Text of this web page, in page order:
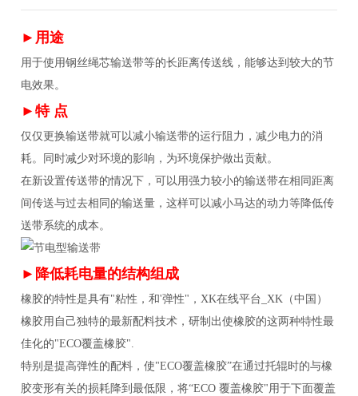
►用途
用于使用钢丝绳芯输送带等的长距离传送线，能够达到较大的节
电效果。
►特 点
仅仅更换输送带就可以减小输送带的运行阻力，减少电力的消
耗。同时减少对环境的影响，为环境保护做出贡献。
在新设置传送带的情况下，可以用强力较小的输送带在相同距离
间传送与过去相同的输送量，这样可以减小马达的动力等降低传
送带系统的成本。
►降低耗电量的结构组成
橡胶的特性是具有"粘性，和'弹性"，XK在线平台_XK（中国）
橡胶用自己独特的最新配料技术，研制出使橡胶的这两种特性最
佳化的"ECO覆盖橡胶".
特别是提高弹性的配料，使"ECO覆盖橡胶”在通过托辊时的与橡
胶变形有关的损耗降到最低限，将“ECO 覆盖橡胶"用于下面覆盖